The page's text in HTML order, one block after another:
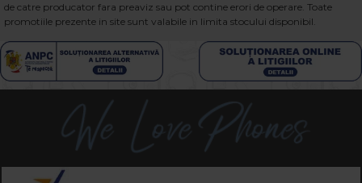
de catre producator fara preaviz sau pot contine erori de operare. Toate
promotiile prezente in site sunt valabile in limita stocului disponibil.